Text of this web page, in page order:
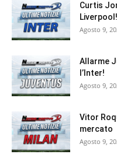
Curtis
Liverpool!
Agosto 9,
Allarme
l’Inter!
Agosto 9,
Vitor
mercato
Agosto 9,